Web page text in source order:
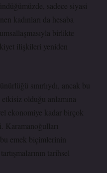
sadece siyasi
kadınları da hesaba
birlikte
ilişkileri yeniden
sınırlıydı, ancak bu
olduğu anlamına
ekonomiye kadar birçok
Karamanoğulları
emek biçimlerinin
tarihsel